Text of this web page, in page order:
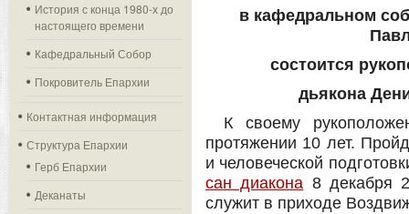
История с конца 1980-х до
настоящего времени
Кафедральный Собор
Покровитель Епархии
Контактная информация
Структура Епархии
Герб Епархии
Деканаты
в кафедральном
состоится
дьякона
К своему
протяжении 10 лет.
и человеческой
сан диакона 8 декабря
служит в приходе